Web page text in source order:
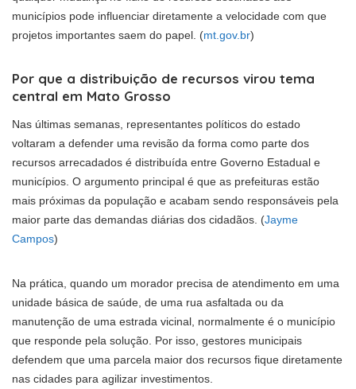
municípios pode influenciar diretamente a velocidade com que
projetos importantes saem do papel. (mt.gov.br)
Por que a distribuição de recursos virou tema
central em Mato Grosso
Nas últimas semanas, representantes políticos do estado
voltaram a defender uma revisão da forma como parte dos
recursos arrecadados é distribuída entre Governo Estadual e
municípios. O argumento principal é que as prefeituras estão
mais próximas da população e acabam sendo responsáveis pela
maior parte das demandas diárias dos cidadãos. (Jayme
Campos)
Na prática, quando um morador precisa de atendimento em uma
unidade básica de saúde, de uma rua asfaltada ou da
manutenção de uma estrada vicinal, normalmente é o município
que responde pela solução. Por isso, gestores municipais
defendem que uma parcela maior dos recursos fique diretamente
nas cidades para agilizar investimentos.